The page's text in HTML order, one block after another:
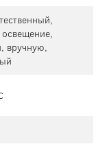
вручную,